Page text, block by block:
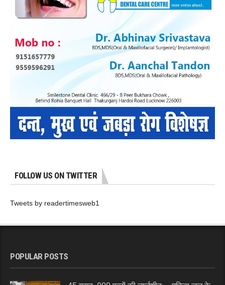
FOLLOW US ON TWITTER
Tweets by readertimesweb1
POPULAR POSTS